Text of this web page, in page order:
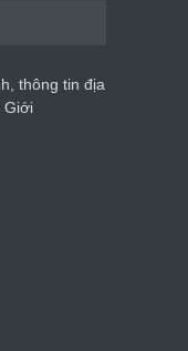
thông tin địa
Giới